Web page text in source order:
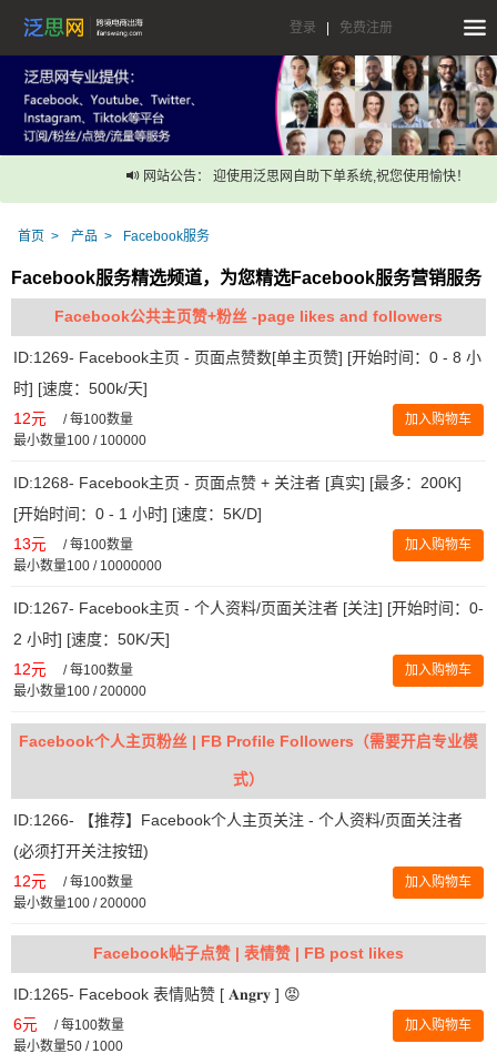
登录 免费注册
网站公告： 迎使用泛思网自助下单系统,祝您使用愉快！
首页 产品 Facebook服务
Facebook服务精选频道，为您精选Facebook服务营销服务
Facebook公共主页赞+粉丝 -page likes and followers
ID:1269- Facebook主页 - 页面点赞数[单主页赞] [开始时间：0 - 8 小
时] [速度：500k/天]
12元 /每100数量
最小数量100 / 100000
加入购物车
ID:1268- Facebook主页 - 页面点赞 + 关注者 [真实] [最多：200K]
[开始时间：0 - 1 小时] [速度：5K/D]
13元 /每100数量
最小数量100 / 10000000
加入购物车
ID:1267- Facebook主页 - 个人资料/页面关注者 [关注] [开始时间：0-
2 小时] [速度：50K/天]
12元 /每100数量
最小数量100 / 200000
加入购物车
Facebook个人主页粉丝 | FB Profile Followers（需要开启专业模
式）
ID:1266- 【推荐】Facebook个人主页关注 - 个人资料/页面关注者
(必须打开关注按钮)
12元 /每100数量
最小数量100 / 200000
加入购物车
Facebook帖子点赞 | 表情赞 | FB post likes
ID:1265- Facebook 表情贴赞 [ 𝐀𝐧𝐠𝐫𝐲 ] 😡
6元 /每100数量
最小数量50 / 1000
加入购物车